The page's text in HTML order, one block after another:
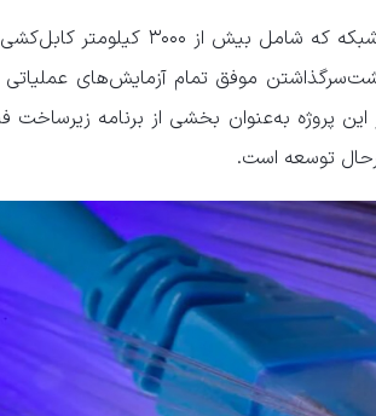
براساس گزارش نشریه «ساوت چاینا مورنینگ پست»، این شبکه که شامل بیش از
موفق تمام آزمایش‌های عملیاتی
پروژه به‌عنوان بخشی از برنامه زیرساخت